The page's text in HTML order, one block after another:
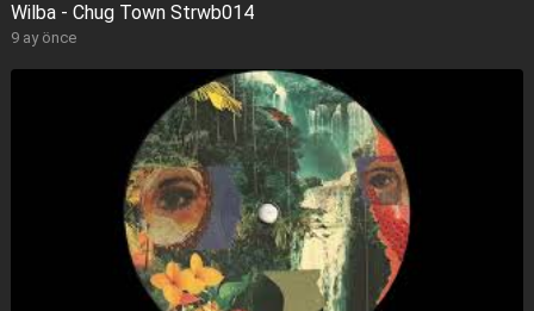
Wilba - Chug Town Strwb014
9 ay önce